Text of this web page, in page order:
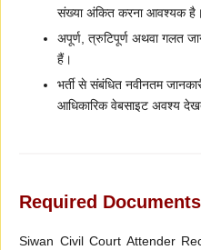
संख्या अंकित करना आवश्यक है।
अपूर्ण, त्रुटिपूर्ण अथवा गलत
हैं।
भर्ती से संबंधित नवीनतम
आधिकारिक वेबसाइट अवश्य
Required Documents
Siwan Civil Court Attender